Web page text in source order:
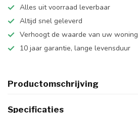
Alles uit voorraad leverbaar
Altijd snel geleverd
Verhoogt de waarde van uw woning
10 jaar garantie, lange levensduur
Productomschrijving
Specificaties